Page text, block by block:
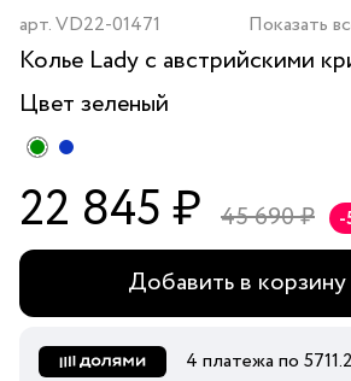
арт.VD22-01471 Показать
Колье Lady с австрийскими
Цвет зеленый
22 845 ₽ 45 690 ₽ -
Добавить в корзину
4 платежа по